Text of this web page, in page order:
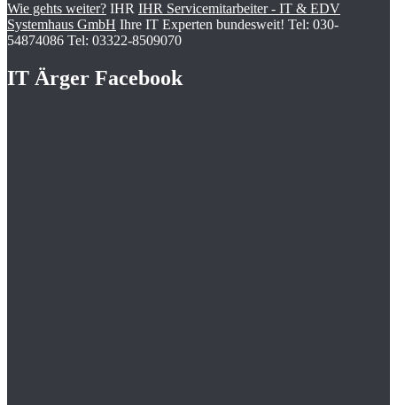
Wie gehts weiter? IHR IHR Servicemitarbeiter - IT & EDV
Systemhaus GmbH Ihre IT Experten bundesweit! Tel: 030-
54874086 Tel: 03322-8509070
IT Ärger Facebook